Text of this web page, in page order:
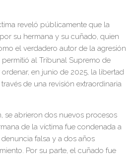
reveló públicamente que la
su hermana y su cuñado, quien
el verdadero autor de la agresión
permitió al Tribunal Supremo de
en junio de 2025, la libertad
de una revisión extraordinaria
se abrieron dos nuevos procesos
de la víctima fue condenada a
falsa y a dos años
Por su parte, el cuñado fue